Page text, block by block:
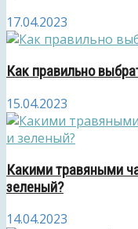
17.04.2023
Как правильно
15.04.2023
Какими травяными
зеленый?
14.04.2023